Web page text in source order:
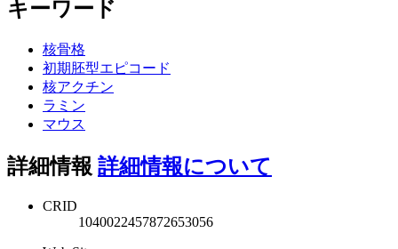
キーワード
核骨格
初期胚型エピコード
核アクチン
ラミン
マウス
詳細情報 詳細情報について
CRID
1040022457872653056